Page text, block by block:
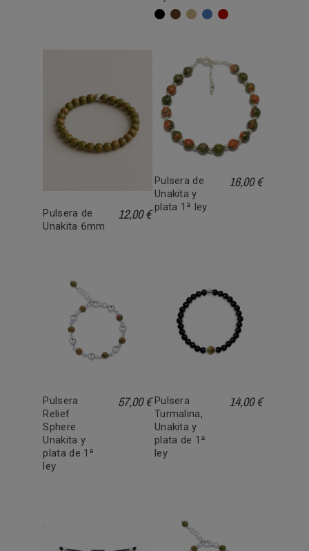
NegroMarrón
BeigeAzulRojo
Pulsera de
Unakita 6mm
12,00 €
Pulsera de
Unakita y
plata 1ª ley
16,00 €
Pulsera
Relief
Sphere
Unakita y
plata de 1ª
ley
57,00 € Pulsera
Turmalina,
Unakita y
plata de 1ª
ley
14,00 €